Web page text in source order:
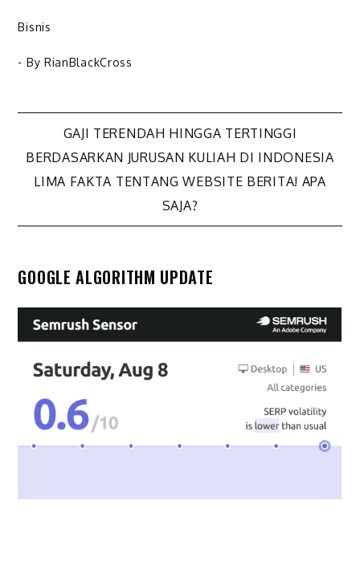
Bisnis
- By RianBlackCross
Navigasi
pos
GAJI TERENDAH HINGGA TERTINGGI
BERDASARKAN JURUSAN KULIAH DI INDONESIA
LIMA FAKTA TENTANG WEBSITE BERITA! APA
SAJA?
GOOGLE ALGORITHM UPDATE